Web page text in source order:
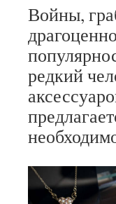
Войны,
редкий